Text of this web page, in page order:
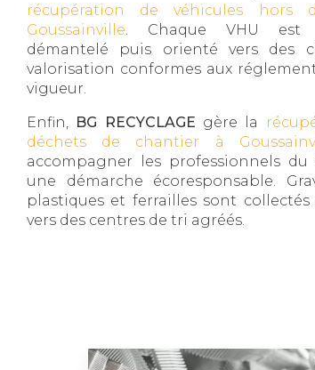
récupération de véhicules hors
Goussainville. Chaque VHU est
démantelé puis orienté vers des
valorisation conformes aux
vigueur.
Enfin, BG RECYCLAGE gère la
déchets de chantier à
accompagner les professionnels du
une démarche écoresponsable.
plastiques et ferrailles sont
vers des centres de tri agréés.